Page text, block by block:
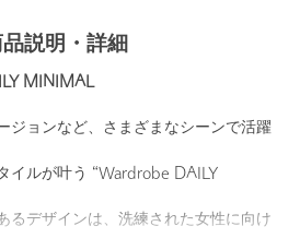
品説明・詳細
MINIMAL
ジョンなど、さまざまなシーンで活躍
イルが叶う “Wardrobe DAILY
るデザインは、洗練された女性に向け